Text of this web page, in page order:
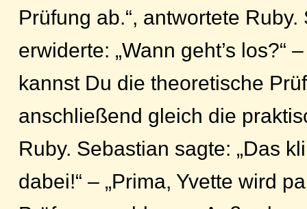
Prüfung ab.“, antwortete Ruby.
erwiderte: „Wann geht’s los?“
kannst Du die theoretische
anschließend gleich die
Ruby. Sebastian sagte: „Das
dabei!“ – „Prima, Yvette wird